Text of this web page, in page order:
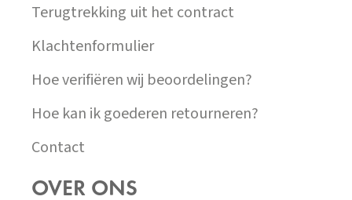
Terugtrekking uit het contract
Klachtenformulier
Hoe verifiëren wij beoordelingen?
Hoe kan ik goederen retourneren?
Contact
OVER ONS